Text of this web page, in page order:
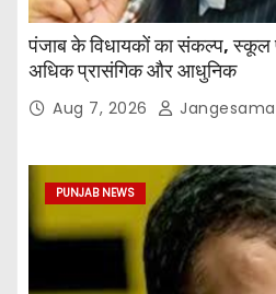
पंजाब के विधायकों का संकल्प, स्कूल
अधिक प्रासंगिक और आधुनिक
Aug 7, 2026
PUNJAB NEWS